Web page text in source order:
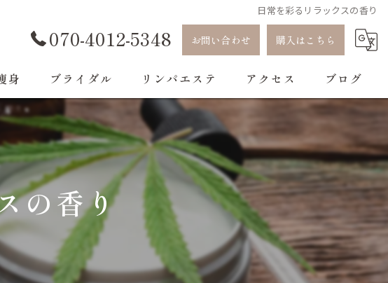
日常を彩るリラックスの香り
070-4012-5348 お問い合わせ 購入はこちら
身 ブライダル リンパエステ アクセス ブログ
の香り